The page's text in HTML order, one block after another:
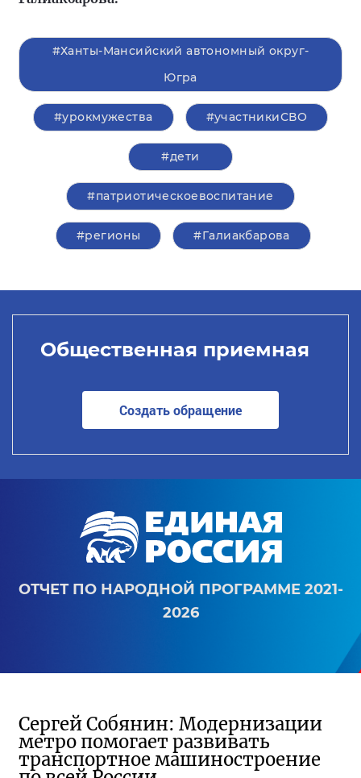
#Ханты-Мансийский автономный округ-
Югра
#урокмужества #участникиСВО
#дети
#патриотическоевоспитание
#регионы #Галиакбарова
Общественная приемная
Создать обращение
ОТЧЕТ ПО НАРОДНОЙ ПРОГРАММЕ 2021-
2026
Сергей Собянин: Модернизации
метро помогает развивать
транспортное машиностроение